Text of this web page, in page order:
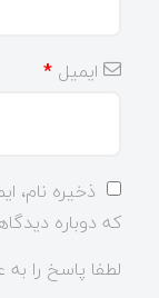
ایمیل *
ذخیره نام،
که دوباره
لطفا پاسخ را